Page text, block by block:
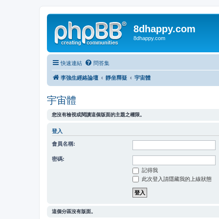
8dhappy.com
8dhappy.com
快速連結 問答集
李強生經絡論壇 靜坐釋疑 宇宙體
宇宙體
您沒有檢視或閱讀這個版面的主題之權限。
登入
會員名稱:
密碼:
記得我
此次登入請隱藏我的上線狀態
這個分區沒有版面。